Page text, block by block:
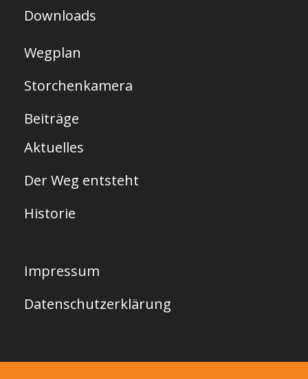
e
Downloads
Wegplan
Storchenkamera
Beiträge
Aktuelles
Der Weg entsteht
Historie
Impressum
Datenschutzerklärung